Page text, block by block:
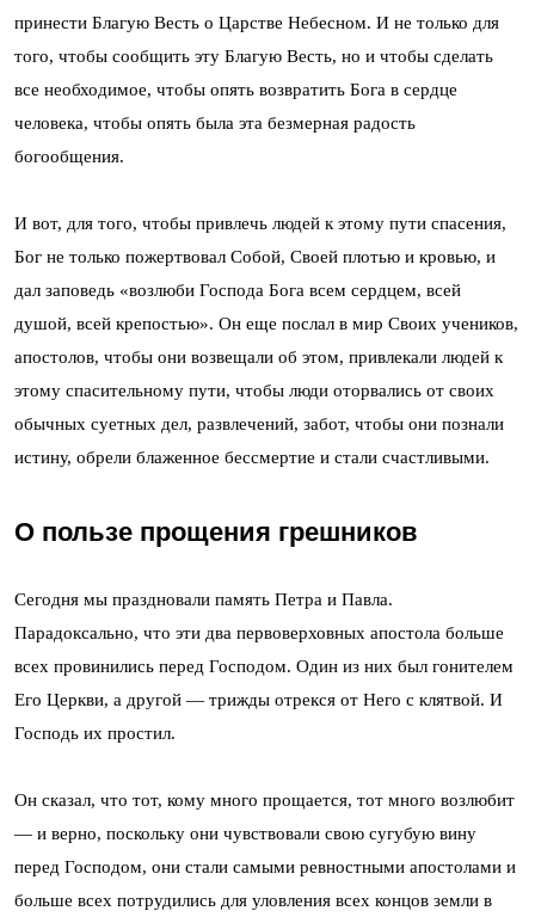
принести Благую Весть о Царстве Небесном. И не только для
того, чтобы сообщить эту Благую Весть, но и чтобы сделать
все необходимое, чтобы опять возвратить Бога в сердце
человека, чтобы опять была эта безмерная радость
богообщения.
И вот, для того, чтобы привлечь людей к этому пути спасения,
Бог не только пожертвовал Собой, Своей плотью и кровью, и
дал заповедь «возлюби Господа Бога всем сердцем, всей
душой, всей крепостью». Он еще послал в мир Своих учеников,
апостолов, чтобы они возвещали об этом, привлекали людей к
этому спасительному пути, чтобы люди оторвались от своих
обычных суетных дел, развлечений, забот, чтобы они познали
истину, обрели блаженное бессмертие и стали счастливыми.
О пользе прощения грешников
Сегодня мы праздновали память Петра и Павла.
Парадоксально, что эти два первоверховных апостола больше
всех провинились перед Господом. Один из них был гонителем
Его Церкви, а другой — трижды отрекся от Него с клятвой. И
Господь их простил.
Он сказал, что тот, кому много прощается, тот много возлюбит
— и верно, поскольку они чувствовали свою сугубую вину
перед Господом, они стали самыми ревностными апостолами и
больше всех потрудились для уловления всех концов земли в